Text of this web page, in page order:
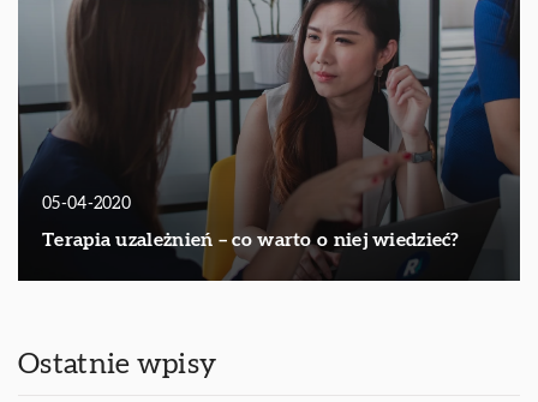
05-04-2020
Terapia uzależnień – co warto o niej wiedzieć?
Ostatnie wpisy